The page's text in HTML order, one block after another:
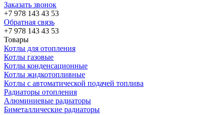
Заказать звонок
+7 978 143 43 53
Обратная связь
+7 978 143 43 53
Товары
Котлы для отопления
Котлы газовые
Котлы конденсационные
Котлы жидкотопливные
Котлы с автоматической подачей топлива
Радиаторы отопления
Алюминиевые радиаторы
Биметаллические радиаторы